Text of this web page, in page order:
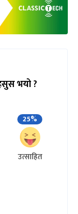
भयो ?
25%
उत्साहित